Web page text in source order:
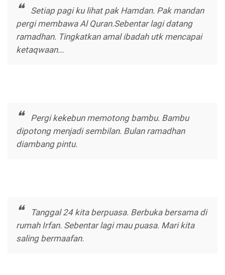
Setiap pagi ku lihat pak Hamdan. Pak mandan
pergi membawa Al Quran.Sebentar lagi datang
ramadhan. Tingkatkan amal ibadah utk mencapai
ketaqwaan...
Pergi kekebun memotong bambu. Bambu
dipotong menjadi sembilan. Bulan ramadhan
diambang pintu.
Tanggal 24 kita berpuasa. Berbuka bersama di
rumah Irfan. Sebentar lagi mau puasa. Mari kita
saling bermaafan.